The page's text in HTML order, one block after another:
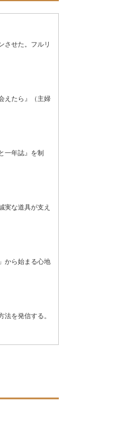
させた。フルリ
えたら』（主婦
一年誌』を制
実な道具が支え
から始まる心地
を発信する。